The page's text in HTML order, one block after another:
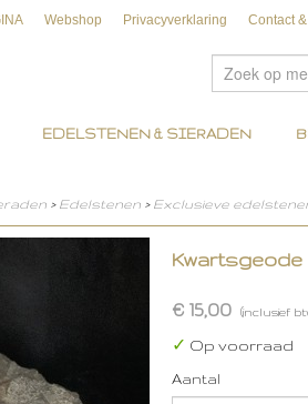
Webshop Privacyverklaring Contact
EDELSTENEN & SIERADEN
> Edelstenen > Exclusieve
€ 15,00 (inclusief
✓ Op voorraad
Aantal